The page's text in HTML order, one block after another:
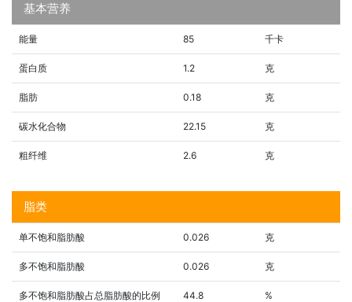
基本营养
能量 85 千卡
蛋白质 1.2 克
脂肪 0.18 克
碳水化合物 22.15 克
粗纤维 2.6 克
脂类
单不饱和脂肪酸 0.026 克
多不饱和脂肪酸 0.026 克
多不饱和脂肪酸占总脂肪酸的比例 44.8 %